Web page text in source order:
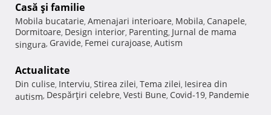
Casă şi familie
Mobila bucatarie, Amenajari interioare, Mobila, Canapele,
Dormitoare, Design interior, Parenting, Jurnal de mama
singura, Gravide, Femei curajoase, Autism
Actualitate
Din culise, Interviu, Stirea zilei, Tema zilei, Iesirea din
autism, Despărţiri celebre, Vesti Bune, Covid-19, Pandemie